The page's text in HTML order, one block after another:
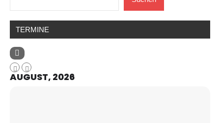
TERMINE
AUGUST, 2026